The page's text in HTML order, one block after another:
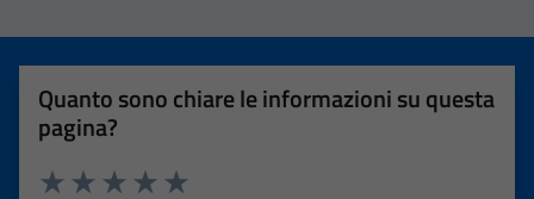
Quanto sono chiare le informazioni su questa
pagina?